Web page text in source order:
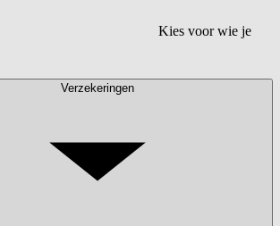
Kies voor wie je
Verzekeringen